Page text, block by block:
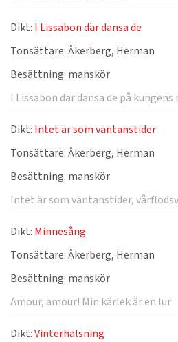
Dikt: I Lissabon där dansa de
Tonsättare:Åkerberg, Herman
Besättning: manskör
I Lissabon där dansa de på
Dikt: Intet är som väntanstider
Tonsättare:Åkerberg, Herman
Besättning: manskör
Intet är som väntanstider,
Dikt: Minnesång
Tonsättare:Åkerberg, Herman
Besättning: manskör
Amour, amour! Min kärlek är en lur
Dikt:Vinterhälsning